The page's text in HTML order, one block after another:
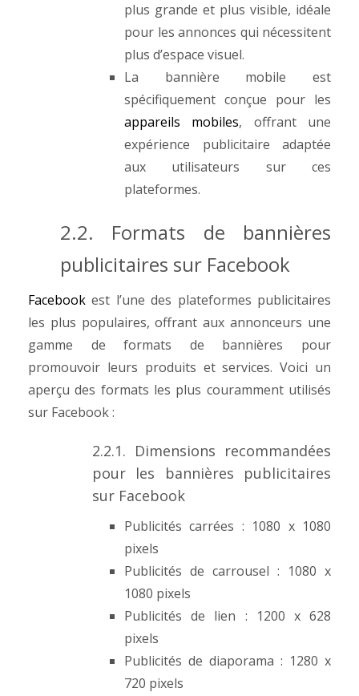
plus grande et plus visible, idéale
pour les annonces qui nécessitent
plus d’espace visuel.
La bannière mobile est
spécifiquement conçue pour les
appareils mobiles, offrant une
expérience publicitaire adaptée
aux utilisateurs sur ces
plateformes.
2.2. Formats de bannières
publicitaires sur Facebook
Facebook est l’une des plateformes publicitaires
les plus populaires, offrant aux annonceurs une
gamme de formats de bannières pour
promouvoir leurs produits et services. Voici un
aperçu des formats les plus couramment utilisés
sur Facebook :
2.2.1. Dimensions recommandées
pour les bannières publicitaires
sur Facebook
Publicités carrées : 1080 x 1080
pixels
Publicités de carrousel : 1080 x
1080 pixels
Publicités de lien : 1200 x 628
pixels
Publicités de diaporama : 1280 x
720 pixels